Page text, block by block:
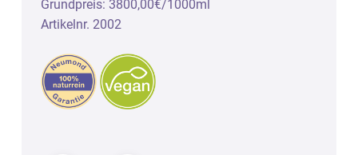
Grundpreis: 3800,00€/1000ml
Artikelnr. 2002